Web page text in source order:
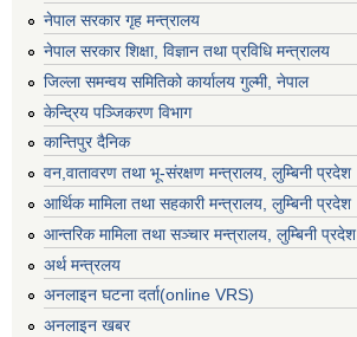
नेपाल सरकार गृह मन्त्रालय
नेपाल सरकार शिक्षा, विज्ञान तथा प्रविधि मन्त्रालय
जिल्ला समन्वय समितिको कार्यालय गुल्मी, नेपाल
केन्द्रिय पञ्जिकरण विभाग
कान्तिपुर दैनिक
वन,वातावरण तथा भू-संरक्षण मन्त्रालय, लुम्बिनी प्रदेश
आर्थिक मामिला तथा सहकारी मन्त्रालय, लुम्बिनी प्रदेश
आन्तरिक मामिला तथा सञ्चार मन्त्रालय, लुम्बिनी प्रदेश
अर्थ मन्त्रलय
अनलाइन घटना दर्ता(online VRS)
अनलाइन खबर